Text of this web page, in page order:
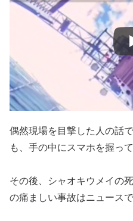
偶然現場を目撃した人の話
も、手の中にスマホを握っ
その後、シャオキウメイの
の痛ましい事故はニュース